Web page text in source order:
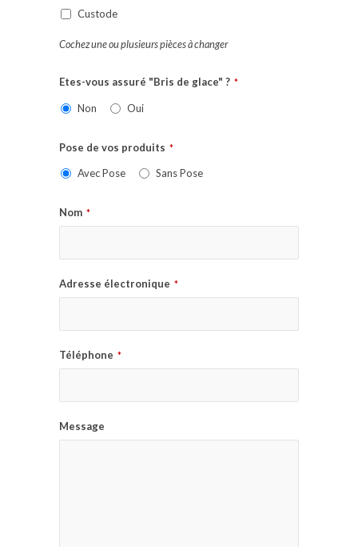
Custode
Cochez une ou plusieurs pièces à changer
Etes-vous assuré "Bris de glace" ? *
Non Oui
Pose de vos produits *
Avec Pose Sans Pose
Nom *
Adresse électronique *
Téléphone *
Message